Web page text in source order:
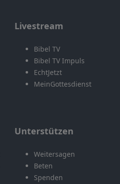
Livestream
Bibel TV
Bibel TV Impuls
EchtJetzt
MeinGottesdienst
Unterstützen
Weitersagen
Beten
Spenden